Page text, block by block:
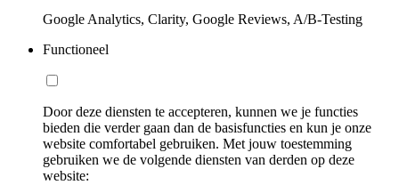
Google Analytics, Clarity, Google Reviews, A/B-Testing
Functioneel
Door deze diensten te accepteren, kunnen we je functies
bieden die verder gaan dan de basisfuncties en kun je onze
website comfortabel gebruiken. Met jouw toestemming
gebruiken we de volgende diensten van derden op deze
website: